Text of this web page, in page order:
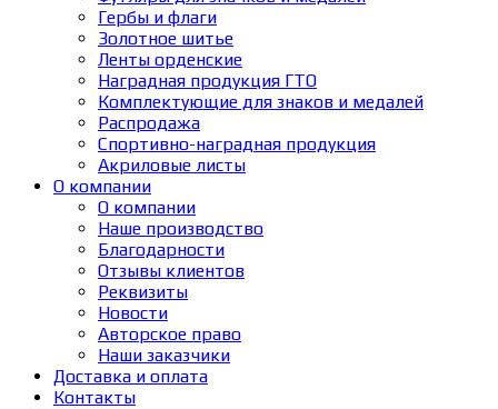
Гербы и флаги
Золотное шитье
Ленты орденские
Наградная продукция ГТО
Комплектующие для знаков и медалей
Распродажа
Спортивно-наградная продукция
Акриловые листы
О компании
О компании
Наше производство
Благодарности
Отзывы клиентов
Реквизиты
Новости
Авторское право
Наши заказчики
Доставка и оплата
Контакты